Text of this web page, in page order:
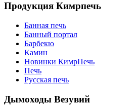
Продукция Кимрпечь
Банная печь
Банный портал
Барбекю
Камин
Новинки КимрПечь
Печь
Русская печь
Дымоходы Везувий